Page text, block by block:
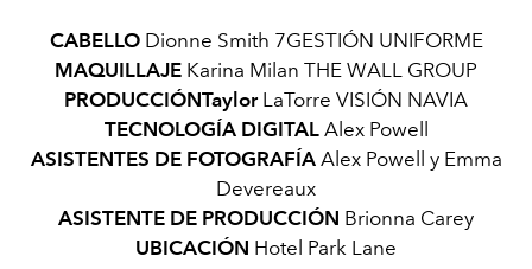
CABELLODionne Smith 7GESTIÓN UNIFORME
MAQUILLAJE Karina Milan THE WALL GROUP
PRODUCCIÓNTaylorLaTorre VISIÓN NAVIA
TECNOLOGÍA DIGITALAlex Powell
ASISTENTES DE FOTOGRAFÍAAlex Powell y Emma
Devereaux
ASISTENTE DE PRODUCCIÓN Brionna Carey
UBICACIÓN Hotel Park Lane